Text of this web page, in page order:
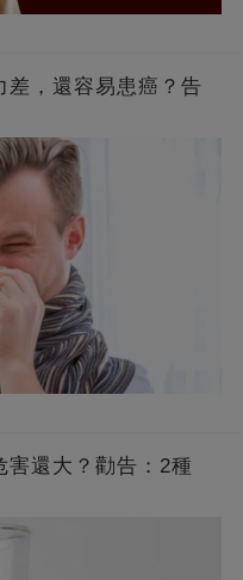
差，還容易患癌？告
害還大？勸告：2種